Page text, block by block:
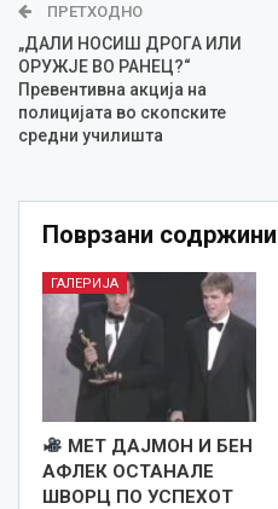
ПРЕТХОДНО
„ДАЛИ НОСИШ ДРОГА ИЛИ
ОРУЖЈЕ ВО РАНЕЦ?“
Превентивна акција на
полицијата во скопските
средни училишта
Поврзани содржини
ГАЛЕРИЈА
МЕТ ДАЈМОН И БЕН
АФЛЕК ОСТАНАЛЕ
ШВОРЦ ПО УСПЕХОТ